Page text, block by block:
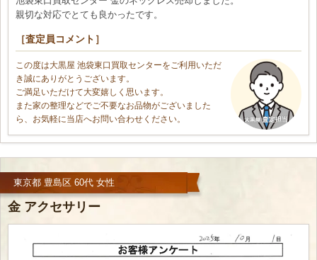
親切な対応でとても良かったです。
［査定員コメント］
この度は大黒屋 池袋東口買取センターをご利用いただ
き誠にありがとうございます。
ご満足いただけて大変嬉しく思います。
また家の整理などでご不要なお品物がございました
ら、お気軽に当店へお問い合わせください。
東京都 豊島区 60代 女性
金 アクセサリー